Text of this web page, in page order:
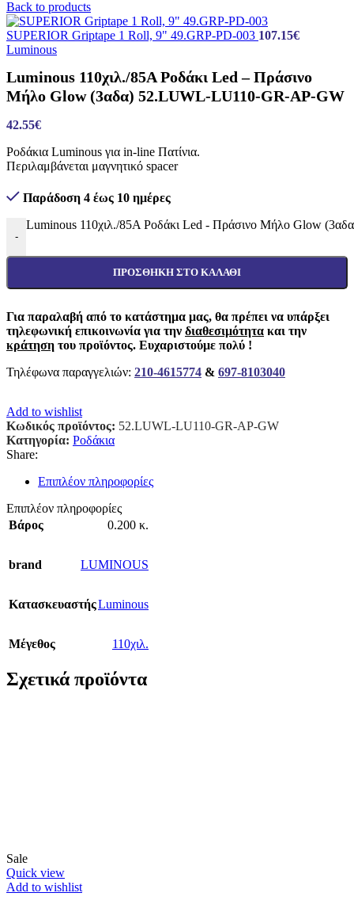
Back to products
SUPERIOR Griptape 1 Roll, 9" 49.GRP-PD-003 107.15€
Luminous
Luminous 110χιλ./85A Ροδάκι Led – Πράσινο
Μήλο Glow (3αδα) 52.LUWL-LU110-GR-AP-GW
42.55€
Ροδάκια Luminous για in-line Πατίνια.
Περιλαμβάνεται μαγνητικό spacer
Παράδοση 4 έως 10 ημέρες
-
Luminous 110χιλ./85A Ροδάκι Led - Πράσινο Μήλο Glow
ΠΡΟΣΘΉΚΗ ΣΤΟ ΚΑΛΆΘΙ
Για παραλαβή από το κατάστημα μας, θα πρέπει να υπάρξει
τηλεφωνική επικοινωνία για την διαθεσιμότητα και την
κράτηση του προϊόντος. Ευχαριστούμε πολύ !
Τηλέφωνα παραγγελιών: 210-4615774 & 697-8103040
Add to wishlist
Κωδικός προϊόντος: 52.LUWL-LU110-GR-AP-GW
Κατηγορία: Ροδάκια
Share:
Επιπλέον πληροφορίες
Επιπλέον πληροφορίες
Βάρος
0.200 κ.
brand LUMINOUS
ΚατασκευαστήςLuminous
Μέγεθος 110χιλ.
Σχετικά προϊόντα
Sale
Quick view
Add to wishlist